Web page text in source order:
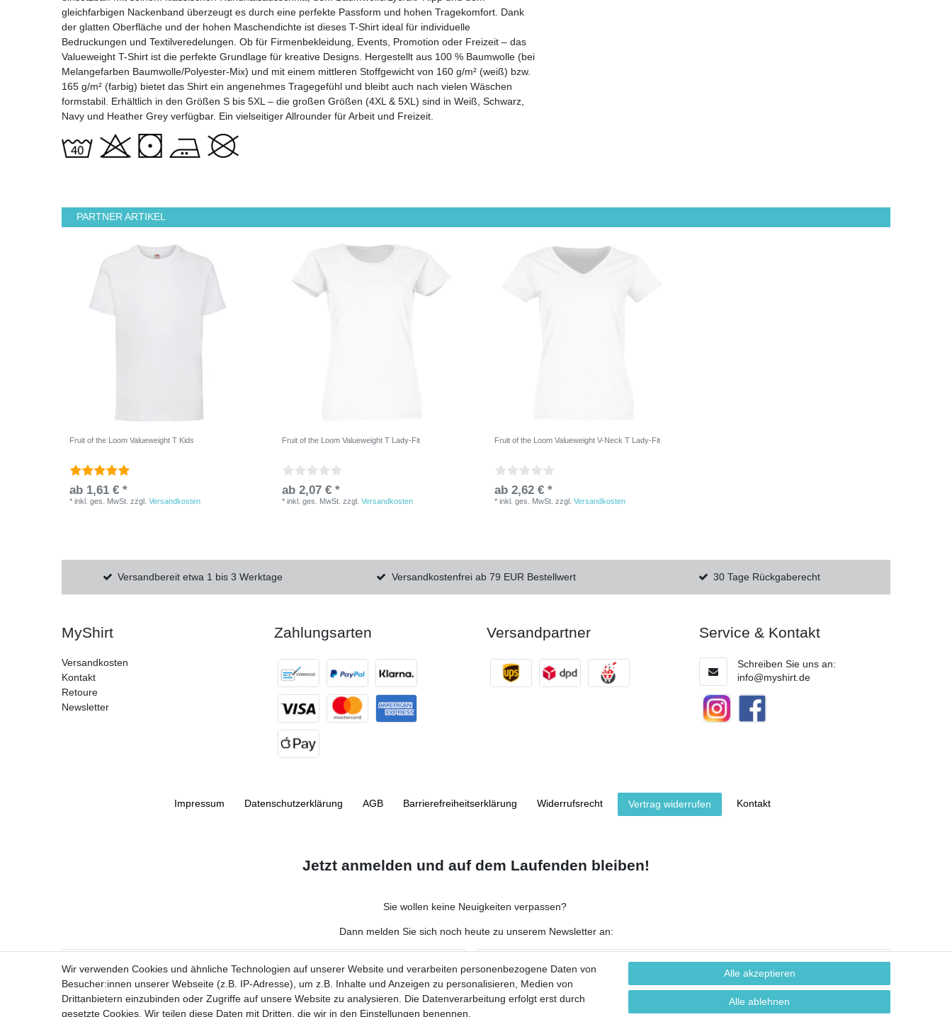
gleichfarbigen Nackenband überzeugt es durch eine perfekte Passform und hohen Tragekomfort. Dank
der glatten Oberfläche und der hohen Maschendichte ist dieses T-Shirt ideal für individuelle
Bedruckungen und Textilveredelungen. Ob für Firmenbekleidung, Events, Promotion oder Freizeit – das
Valueweight T-Shirt ist die perfekte Grundlage für kreative Designs. Hergestellt aus 100 % Baumwolle (bei
Melangefarben Baumwolle/Polyester-Mix) und mit einem mittleren Stoffgewicht von 160 g/m² (weiß) bzw.
165 g/m² (farbig) bietet das Shirt ein angenehmes Tragegefühl und bleibt auch nach vielen Wäschen
formstabil. Erhältlich in den Größen S bis 5XL – die großen Größen (4XL & 5XL) sind in Weiß, Schwarz,
Navy und Heather Grey verfügbar. Ein vielseitiger Allrounder für Arbeit und Freizeit.
PARTNER ARTIKEL
Fruit of the Loom Valueweight T Kids
ab 1,61 € *
*inkl. ges. MwSt. zzgl.Versandkosten
Fruit of the Loom Valueweight T Lady-Fit
ab 2,07 € *
*inkl. ges. MwSt. zzgl.Versandkosten
Fruit of the Loom Valueweight V-Neck T Lady-Fit
ab 2,62 € *
*inkl. ges. MwSt. zzgl.Versandkosten
Versandbereit etwa 1 bis 3 Werktage Versandkostenfrei ab 79 EUR Bestellwert 30 Tage Rückgaberecht
MyShirt
Versandkosten
Kontakt
Retoure
Newsletter
Zahlungsarten Versandpartner Service & Kontakt
Schreiben Sie uns an:
info@myshirt.de
Impressum Daten­schutz­erklärung AGB Barrierefreiheitserklärung Widerrufs­recht Vertrag widerrufen Kontakt
Jetzt anmelden und auf dem Laufenden bleiben!
Sie wollen keine Neuigkeiten verpassen?
Dann melden Sie sich noch heute zu unserem Newsletter an:
E-MAIL **
Newsletter
Honig
Wir verwenden Cookies und ähnliche Technologien auf unserer Website und verarbeiten personenbezogene Daten von
Besucher:innen unserer Webseite (z.B. IP-Adresse), um z.B. Inhalte und Anzeigen zu personalisieren, Medien von
Drittanbietern einzubinden oder Zugriffe auf unsere Website zu analysieren. Die Datenverarbeitung erfolgt erst durch
gesetzte Cookies. Wir teilen diese Daten mit Dritten, die wir in den Einstellungen benennen.
Alle akzeptieren
Alle ablehnen